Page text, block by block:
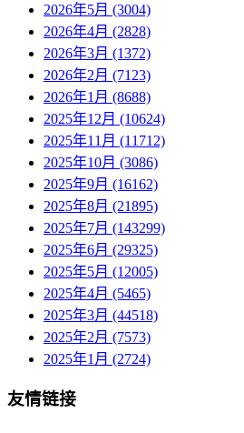
2026年5月 (3004)
2026年4月 (2828)
2026年3月 (1372)
2026年2月 (7123)
2026年1月 (8688)
2025年12月 (10624)
2025年11月 (11712)
2025年10月 (3086)
2025年9月 (16162)
2025年8月 (21895)
2025年7月 (143299)
2025年6月 (29325)
2025年5月 (12005)
2025年4月 (5465)
2025年3月 (44518)
2025年2月 (7573)
2025年1月 (2724)
友情链接